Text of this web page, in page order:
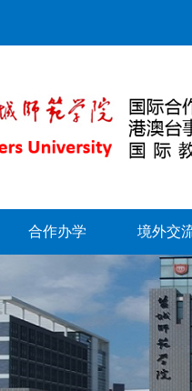
合作办学 境外交